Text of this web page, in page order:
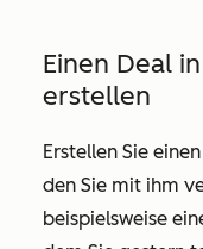
Einen Deal
erstellen
Erstellen Sie
den Sie mit ihm
beispielsweise